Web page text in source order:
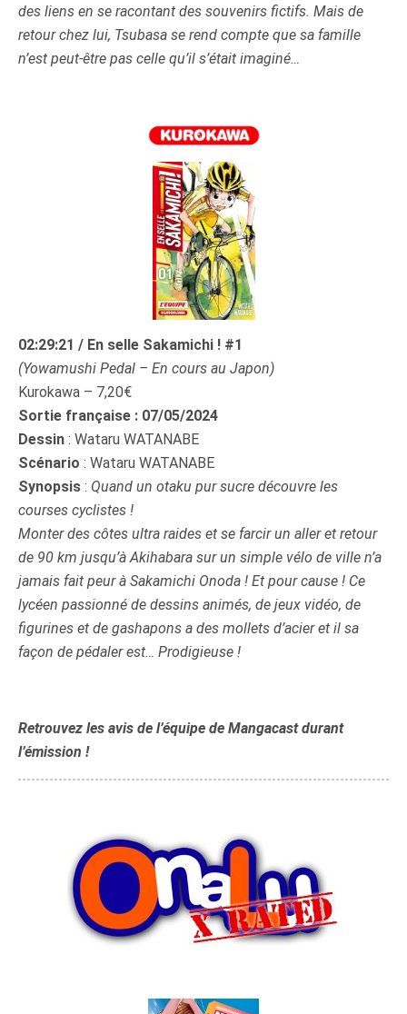
des liens en se racontant des souvenirs fictifs. Mais de
retour chez lui, Tsubasa se rend compte que sa famille
n’est peut-être pas celle qu’il s’était imaginé…
02:29:21 / En selle Sakamichi ! #1
(Yowamushi Pedal – En cours au Japon)
Kurokawa – 7,20€
Sortie française : 07/05/2024
Dessin : Wataru WATANABE
Scénario : Wataru WATANABE
Synopsis : Quand un otaku pur sucre découvre les
courses cyclistes !
Monter des côtes ultra raides et se farcir un aller et retour
de 90 km jusqu’à Akihabara sur un simple vélo de ville n’a
jamais fait peur à Sakamichi Onoda ! Et pour cause ! Ce
lycéen passionné de dessins animés, de jeux vidéo, de
figurines et de gashapons a des mollets d’acier et il sa
façon de pédaler est… Prodigieuse !
Retrouvez les avis de l’équipe de Mangacast durant
l’émission !